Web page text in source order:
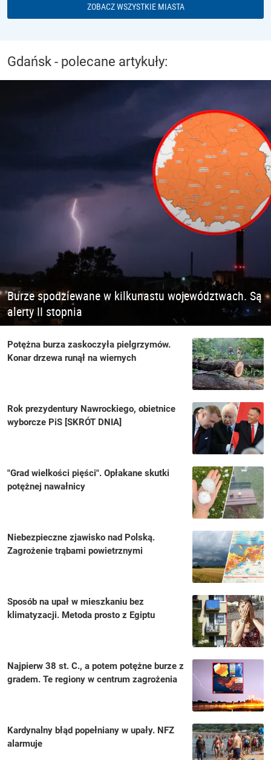
ZOBACZ WSZYSTKIE MIASTA
Gdańsk - polecane artykuły:
Burze spodziewane w kilkunastu województwach. Są
alerty II stopnia
Potężna burza zaskoczyła pielgrzymów.
Konar drzewa runął na wiernych
Rok prezydentury Nawrockiego, obietnice
wyborcze PiS [SKRÓT DNIA]
"Grad wielkości pięści". Opłakane skutki
potężnej nawałnicy
Niebezpieczne zjawisko nad Polską.
Zagrożenie trąbami powietrznymi
Sposób na upał w mieszkaniu bez
klimatyzacji. Metoda prosto z Egiptu
Najpierw 38 st. C., a potem potężne burze z
gradem. Te regiony w centrum zagrożenia
Kardynalny błąd popełniany w upały. NFZ
alarmuje